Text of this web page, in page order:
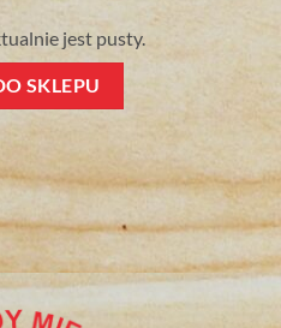
jest pusty.
SKLEPU